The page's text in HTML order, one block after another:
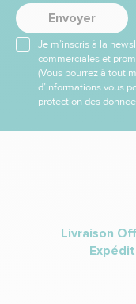
Envoyer
Je m’inscris à la
commerciales et
(Vous pourrez à tout
d’informations vous
protection des
Livraison